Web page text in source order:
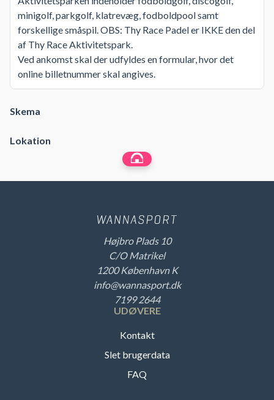
minigolf, parkgolf, klatrevæg, fodboldpool samt
forskellige småspil. OBS: Thy Race Padel er IKKE den del
af Thy Race Aktivitetspark.
Ved ankomst skal der udfyldes en formular, hvor det
online billetnummer skal angives.
Skema
Lokation
Højbro Plads 10
C/O Matrikel
1200 København K
info@wannasport.dk
7199 2644
UDØVERE
Kontakt
Slet brugerdata
FAQ